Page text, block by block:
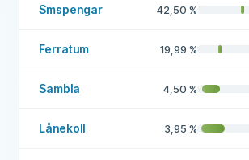
Smspengar 42,50 %
Ferratum 19,99 %
Sambla 4,50 %
Lånekoll 3,95 %